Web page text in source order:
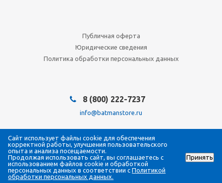
Публичная оферта
Юридические сведения
Политика обработки персональных данных
8 (800) 222-7237
info@batmanstore.ru
Мы в социальных сетях:
2026 © © BatmanStore, 2021
Сайт использует файлы cookie для обеспечения
корректной работы, улучшения пользовательского
опыта и анализа посещаемости.
Продолжая использовать сайт, вы соглашаетесь с
использованием файлов cookie и обработкой
персональных данных в соответствии сПолитикой
обработки персональных данных.
Принять